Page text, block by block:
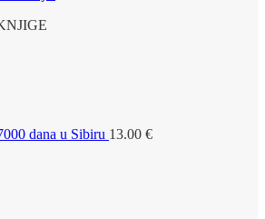
dana u Sibiru 13.00 €